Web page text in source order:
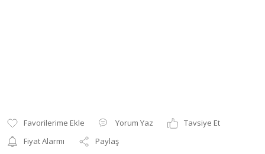
Yorum Yaz
Tavsiye Et
Fiyat Alarmı
Paylaş